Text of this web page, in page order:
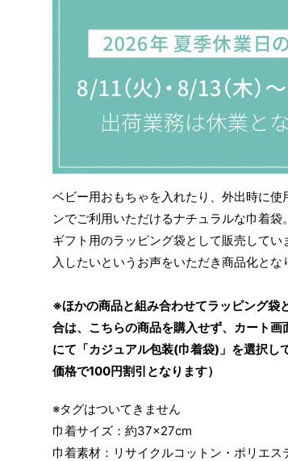
ベビー用おもちゃを入れたり、外出時に使
ンでご利用いただけるナチュラルな巾着袋。
ギフト用のラッピング袋として販売してい
入したいというお声をいただき商品化とな
※ほかの商品と組み合わせてラッピング袋
合は、こちらの商品を購入せず、カート画
にて「カジュアル包装(巾着袋)」を選択し
価格で100円割引となります）
※タグはついてきません
巾着サイズ：約37×27cm
巾着素材：リサイクルコットン・ポリエス